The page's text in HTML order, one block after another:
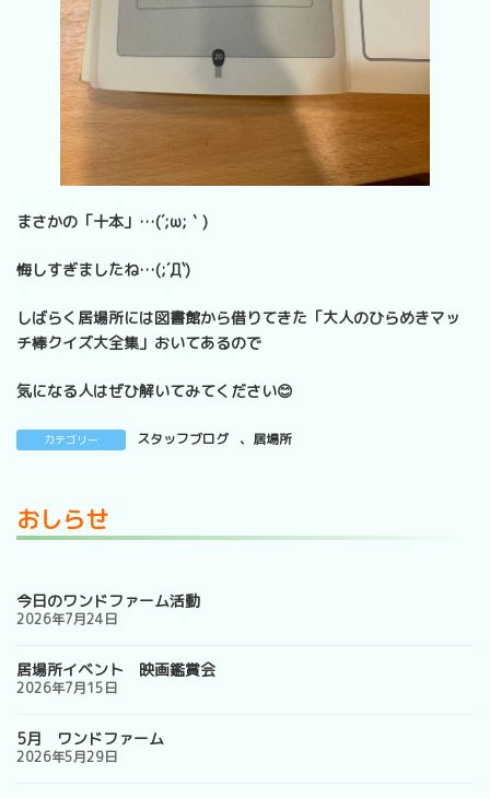
まさかの「十本」…(´;ω;｀)
悔しすぎましたね…(;´Д`)
しばらく居場所には図書館から借りてきた「大人のひらめきマッ
チ棒クイズ大全集」おいてあるので
気になる人はぜひ解いてみてください😊
カテゴリー スタッフブログ 、 居場所
おしらせ
今日のワンドファーム活動
2026年7月24日
居場所イベント 映画鑑賞会
2026年7月15日
5月 ワンドファーム
2026年5月29日